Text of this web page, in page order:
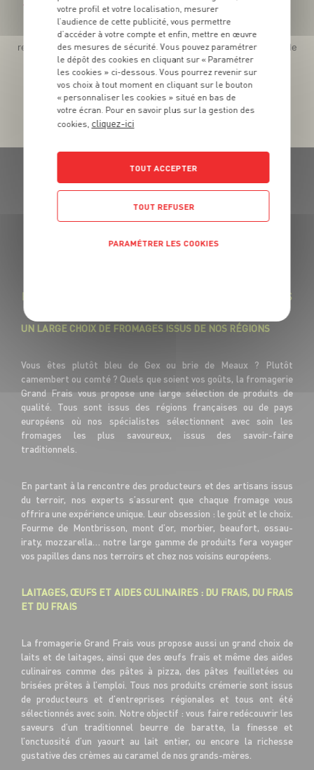
Téléchargez l’App pour profiter d’offres exclusives !
Des promos exclusives, des récompenses généreuses, des
recettes gourmandes, des jeux inédits... le tout dans une seule
app !
GRAND FRAIS, LE MEILLEUR
RÉGIONAUX SAVOUREUX ET DES LAITAGES FRAIS
UN LARGE CHOIX DE FROMAGES ISSUS DE NOS RÉGIONS
Vous êtes plutôt bleu de Gex ou brie de Meaux ? Plutôt
camembert ou comté ? Quels que soient vos goûts, la fromagerie
Grand Frais vous propose une large sélection de produits de
qualité. Tous sont issus des régions françaises ou de pays
européens où nos spécialistes sélectionnent avec soin les
fromages les plus savoureux, issus des savoir-faire
traditionnels.
En partant à la rencontre des producteurs et des artisans issus
du terroir, nos experts s’assurent que chaque fromage vous
offrira une expérience unique. Leur obsession : le goût et le choix.
Fourme de Montbrisson, mont d’or, morbier, beaufort, ossau-
iraty, mozzarella… notre large gamme de produits fera voyager
vos papilles dans nos terroirs et chez nos voisins européens.
LAITAGES, ŒUFS ET AIDES CULINAIRES : DU FRAIS, DU FRAIS
ET DU FRAIS
La fromagerie Grand Frais vous propose aussi un grand choix de
laits et de laitages, ainsi que des œufs frais et même des aides
culinaires comme des pâtes à pizza, des pâtes feuilletées ou
brisées prêtes à l’emploi. Tous nos produits crémerie sont issus
de producteurs et d’entreprises régionales et tous ont été
sélectionnés avec soin. Notre objectif : vous faire redécouvrir les
saveurs d’un traditionnel beurre de baratte, la finesse et
l’onctuosité d’un yaourt au lait entier, ou encore la richesse
gustative des crèmes au caramel de nos grands-mères.
votre profil et votre localisation, mesurer
l’audience de cette publicité, vous permettre
d’accéder à votre compte et enfin, mettre en œuvre
des mesures de sécurité. Vous pouvez paramétrer
le dépôt des cookies en cliquant sur « Paramétrer
les cookies » ci-dessous. Vous pourrez revenir sur
vos choix à tout moment en cliquant sur le bouton
« personnaliser les cookies » situé en bas de
votre écran. Pour en savoir plus sur la gestion des
cookies, cliquez-ici
TOUT ACCEPTER
TOUT REFUSER
PARAMÉTRER LES COOKIES